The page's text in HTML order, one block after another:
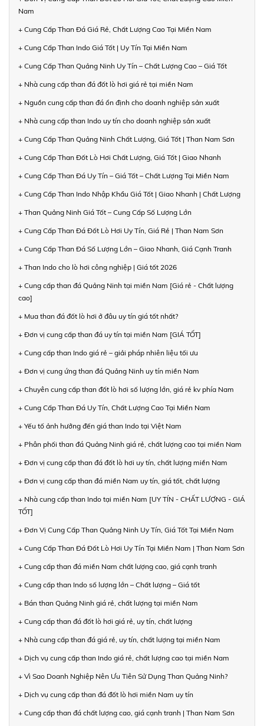
Nam
+ Cung Cấp Than Đá Giá Rẻ, Chất Lượng Cao Tại Miền Nam
+ Cung Cấp Than Indo Giá Tốt | Uy Tín Tại Miền Nam
+ Cung Cấp Than Quảng Ninh Uy Tín – Chất Lượng Cao – Giá Tốt
+ Nhà cung cấp than đá đốt lò hơi giá rẻ tại miền Nam
+ Nguồn cung cấp than đá ổn định cho doanh nghiệp sản xuất
+ Nhà cung cấp than Indo uy tín cho doanh nghiệp sản xuất
+ Cung Cấp Than Quảng Ninh Chất Lượng, Giá Tốt | Than Nam Sơn
+ Cung Cấp Than Đốt Lò Hơi Chất Lượng, Giá Tốt | Giao Nhanh
+ Cung Cấp Than Đá Uy Tín – Giá Tốt – Chất Lượng Tại Miền Nam
+ Cung Cấp Than Indo Nhập Khẩu Giá Tốt | Giao Nhanh | Chất Lượng
+ Than Quảng Ninh Giá Tốt – Cung Cấp Số Lượng Lớn
+ Cung Cấp Than Đá Đốt Lò Hơi Uy Tín, Giá Rẻ | Than Nam Sơn
+ Cung Cấp Than Đá Số Lượng Lớn – Giao Nhanh, Giá Cạnh Tranh
+ Than Indo cho lò hơi công nghiệp | Giá tốt 2026
+ Cung cấp than đá Quảng Ninh tại miền Nam [Giá rẻ - Chất lượng
cao]
+ Mua than đá đốt lò hơi ở đâu uy tín giá tốt nhất?
+ Đơn vị cung cấp than đá uy tín tại miền Nam [GIÁ TỐT]
+ Cung cấp than Indo giá rẻ – giải pháp nhiên liệu tối ưu
+ Đơn vị cung ứng than đá Quảng Ninh uy tín miền Nam
+ Chuyên cung cấp than đốt lò hơi số lượng lớn, giá rẻ kv phía Nam
+ Cung Cấp Than Đá Uy Tín, Chất Lượng Cao Tại Miền Nam
+ Yếu tố ảnh hưởng đến giá than Indo tại Việt Nam
+ Phân phối than đá Quảng Ninh giá rẻ, chất lượng cao tại miền Nam
+ Đơn vị cung cấp than đá đốt lò hơi uy tín, chất lượng miền Nam
+ Đơn vị cung cấp than đá miền Nam uy tín, giá tốt, chất lượng
+ Nhà cung cấp than Indo tại miền Nam [UY TÍN - CHẤT LƯỢNG - GIÁ
TỐT]
+ Đơn Vị Cung Cấp Than Quảng Ninh Uy Tín, Giá Tốt Tại Miền Nam
+ Cung Cấp Than Đá Đốt Lò Hơi Uy Tín Tại Miền Nam | Than Nam Sơn
+ Cung cấp than đá miền Nam chất lượng cao, giá cạnh tranh
+ Cung cấp than Indo số lượng lớn – Chất lượng – Giá tốt
+ Bán than Quảng Ninh giá rẻ, chất lượng tại miền Nam
+ Cung cấp than đá đốt lò hơi giá rẻ, uy tín, chất lượng
+ Nhà cung cấp than đá giá rẻ, uy tín, chất lượng tại miền Nam
+ Dịch vụ cung cấp than Indo giá rẻ, chất lượng cao tại miền Nam
+ Vì Sao Doanh Nghiệp Nên Ưu Tiên Sử Dụng Than Quảng Ninh?
+ Dịch vụ cung cấp than đá đốt lò hơi miền Nam uy tín
+ Cung cấp than đá chất lượng cao, giá cạnh tranh | Than Nam Sơn